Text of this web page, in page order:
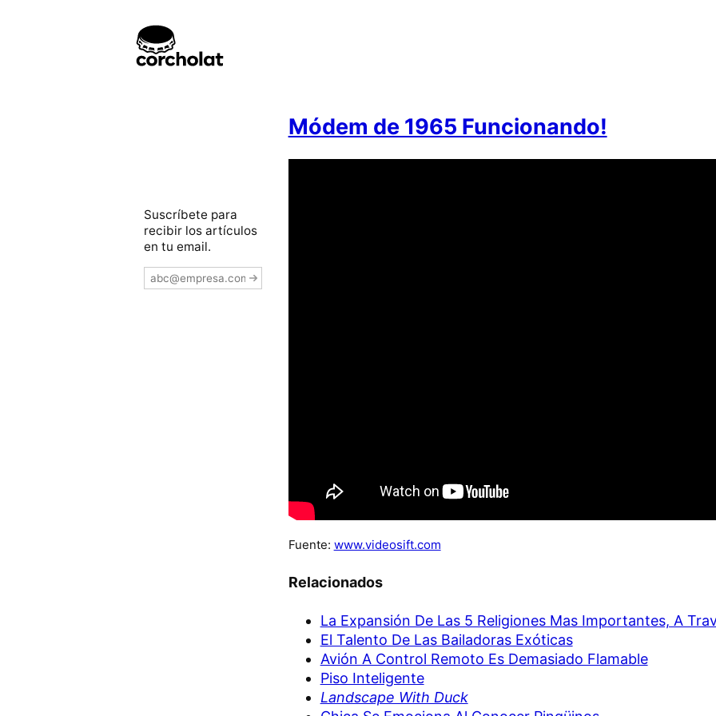
Módem de 1965 Funcionando!
Fuente: www.videosift.com
Relacionados
La Expansión De Las 5 Religiones Mas Importantes, A
El Talento De Las Bailadoras Exóticas
Avión A Control Remoto Es Demasiado Flamable
Piso Inteligente
Landscape With Duck
Suscríbete para
recibir los artículos
en tu email.